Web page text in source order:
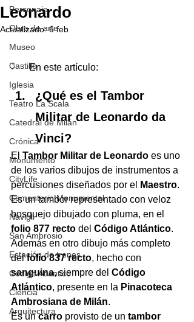
Personaje
Obra de arte
Museo
Castillo
Iglesia
Teatro La Scala
Catedral de Milán
Crónica
Monumento
CityLife
Cementerio Monumental
Navigli
San Ambrosio
Estación de trenes
Código Atlántico
Ciencia
Arquitectura
Leonardo
Actualizado:6 feb
En este artículo:
¿Qué es el Tambor
Militar de Leonardo da
Vinci?
El Tambor Militar de Leonardo es uno
de los varios dibujos de instrumentos a
percusiones diseñados por el
Maestro.
Es un tambor representado con veloz
bosquejo dibujado con pluma, en el
folio 877 recto del Código Atlántico.
Además en otro dibujo más completo
del folio 837 recto, hecho con
sanguina, siempre del Código
Atlántico, presente en la Pinacoteca
Ambrosiana de Milán.
Es un carro provisto de un tambor